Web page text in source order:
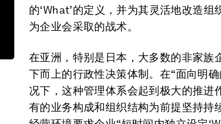
的‘What’的定义，并为其灵活地改造
为企业会采取的战术。
在亚洲，特别是日本，大多数的非家族
下而上的行政性决策体制。在“面向明
况下，这种管理体系会起到极大的推进
有的业务构成和组织结构为前提坚持持